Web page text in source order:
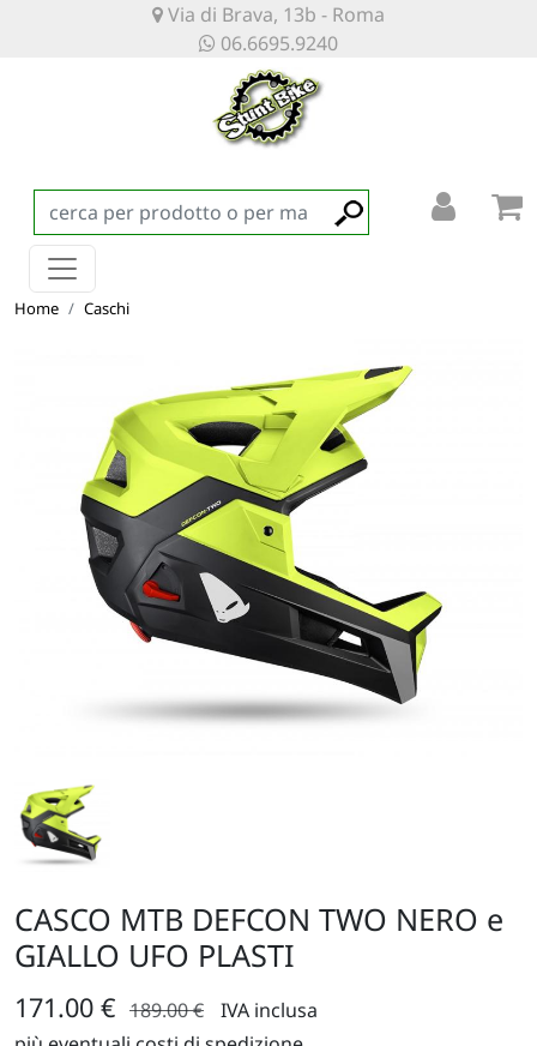
Via di Brava, 13b - Roma
06.6695.9240
Home
Caschi
CASCO MTB DEFCON TWO NERO e
GIALLO UFO PLASTI
171.00 € 189.00 €
IVA inclusa